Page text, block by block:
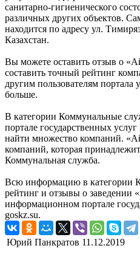
санитарно-гигиенического
различных других объектов.
находится по адресу ул.
Казахстан.
Вы можете оставить отзыв о
составить точный рейтинг
другим пользователям
больше.
В категории Коммунальные
портале государственных
найти множество компаний.
компаний, которая
Коммунальная служба.
Всю информацию в категории
рейтинг и отзывы о
информационном портале
goskz.su.
Юрий Панкратов 11.12.2019